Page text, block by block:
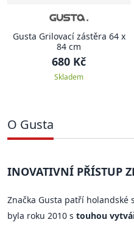
Gusta Grilovací zástěra 64 x
84 cm
680 Kč
Skladem
O Gusta
INOVATIVNÍ PŘÍSTUP
Značka Gusta patří holandské
byla roku 2010 s touhou